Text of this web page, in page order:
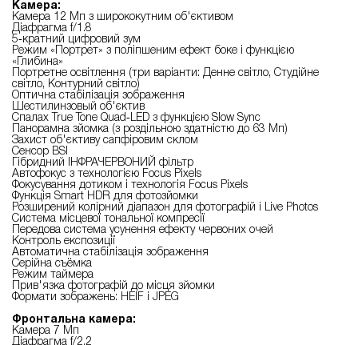
Камера:
Камера 12 Мп з ширококутним об'єктивом
Діафрагма f/1.8
5‑кратний цифровий зум
Режим «Портрет» з поліпшеним ефект боке і функцією
«Глибина»
Портретне освітлення (три варіанти: Денне світло, Студійне
світло, Контурний світло)
Оптична стабілізація зображення
Шестилинзовый об'єктив
Спалах True Tone Quad‑LED з функцією Slow Sync
Панорамна зйомка (з роздільною здатністю до 63 Мп)
Захист об'єктиву сапфіровим склом
Сенсор BSI
Гібридний ІНФРАЧЕРВОНИЙ фільтр
Автофокус з технологією Focus Pixels
Фокусування дотиком і технологія Focus Pixels
Функція Smart HDR для фотозйомки
Розширений колірний діапазон для фотографій і Live Photos
Система місцевої тональної компресії
Передова система усунення ефекту червоних очей
Контроль експозиції
Автоматична стабілізація зображення
Серійна съёмка
Режим таймера
Прив'язка фотографій до місця зйомки
Формати зображень: HEIF і JPEG
Фронтальна камера:
Камера 7 Мп
Діафрагма f/2.2